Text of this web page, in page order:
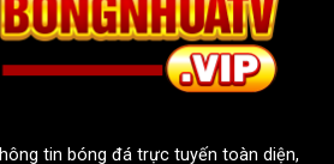
tin bóng đá trực tuyến toàn diện,